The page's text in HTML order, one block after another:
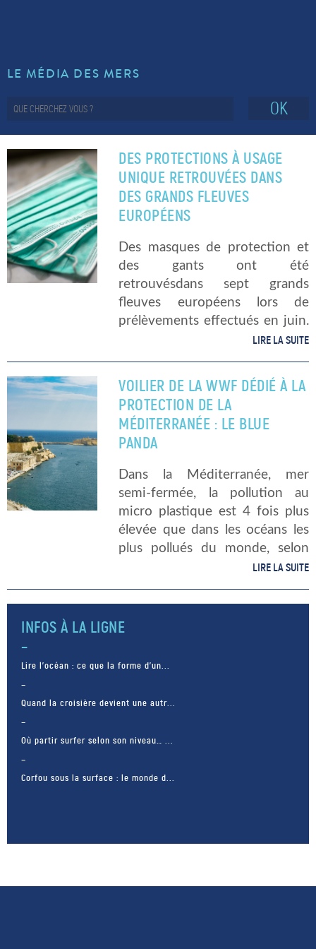
LE MÉDIA DES MERS
OK
DES PROTECTIONS À USAGE
UNIQUE RETROUVÉES DANS
DES GRANDS FLEUVES
EUROPÉENS
Des masques de protection et
des gants ont été
retrouvésdans sept grands
fleuves européens lors de
prélèvements effectués en juin.
Au début du mois de juillet,
de la fondation Tara Océan et
spécialiste dans la recherche
scientifique autour […]
LIRE LA SUITE
VOILIER DE LA WWF DÉDIÉ À LA
PROTECTION DE LA
MÉDITERRANÉE : LE BLUE
PANDA
Dans la Méditerranée, mer
semi-fermée, la pollution au
micro plastique est 4 fois plus
élevée que dans les océans les
plus pollués du monde, selon
l’association WWF. Un voilier
sillonne la
Méditerranée durant les mois
LIRE LA SUITE
INFOS À LA LIGNE
Lire l’océan : ce que la forme d’un...
Quand la croisière devient une autr...
Où partir surfer selon son niveau… ...
Corfou sous la surface : le monde d...